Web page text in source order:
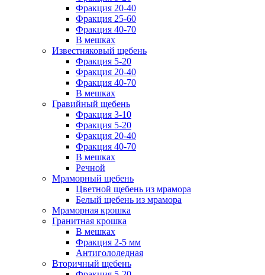
Фракция 20-40
Фракция 25-60
Фракция 40-70
В мешках
Известняковый щебень
Фракция 5-20
Фракция 20-40
Фракция 40-70
В мешках
Гравийный щебень
Фракция 3-10
Фракция 5-20
Фракция 20-40
Фракция 40-70
В мешках
Речной
Мраморный щебень
Цветной щебень из мрамора
Белый щебень из мрамора
Мраморная крошка
Гранитная крошка
В мешках
Фракция 2-5 мм
Антигололедная
Вторичный щебень